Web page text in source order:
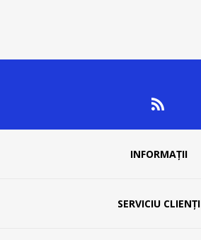
INFORMAȚII
SERVICIU CLIENȚI